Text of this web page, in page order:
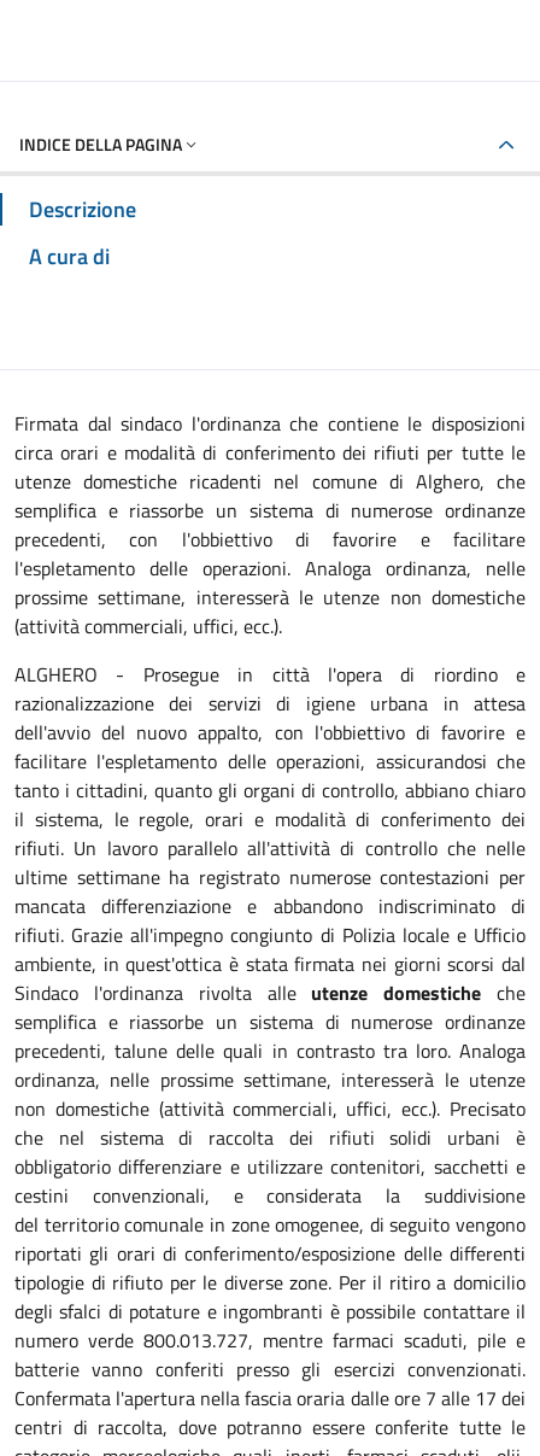
INDICE DELLA PAGINA
Descrizione
A cura di
Firmata dal sindaco l'ordinanza che contiene le disposizioni
circa orari e modalità di conferimento dei rifiuti per tutte le
utenze domestiche ricadenti nel comune di Alghero, che
semplifica e riassorbe un sistema di numerose ordinanze
precedenti, con l'obbiettivo di favorire e facilitare
l'espletamento delle operazioni. Analoga ordinanza, nelle
prossime settimane, interesserà le utenze non domestiche
(attività commerciali, uffici, ecc.).
ALGHERO - Prosegue in città l'opera di riordino e
razionalizzazione dei servizi di igiene urbana in attesa
dell'avvio del nuovo appalto, con l'obbiettivo di favorire e
facilitare l'espletamento delle operazioni, assicurandosi che
tanto i cittadini, quanto gli organi di controllo, abbiano chiaro
il sistema, le regole, orari e modalità di conferimento dei
rifiuti. Un lavoro parallelo all'attività di controllo che nelle
ultime settimane ha registrato numerose contestazioni per
mancata differenziazione e abbandono indiscriminato di
rifiuti. Grazie all'impegno congiunto di Polizia locale e Ufficio
ambiente, in quest'ottica è stata firmata nei giorni scorsi dal
Sindaco l'ordinanza rivolta alle utenze domesticheche
semplifica e riassorbe un sistema di numerose ordinanze
precedenti, talune delle quali in contrasto tra loro. Analoga
ordinanza, nelle prossime settimane, interesserà le utenze
non domestiche (attività commerciali, uffici, ecc.). Precisato
che nel sistema di raccolta dei rifiuti solidi urbani è
obbligatorio differenziare e utilizzare contenitori, sacchetti e
cestini convenzionali, e considerata la suddivisione
del territorio comunale in zone omogenee, di seguito vengono
riportati gli orari di conferimento/esposizione delle differenti
tipologie di rifiuto per le diverse zone. Per il ritiro a domicilio
degli sfalci di potature e ingombranti è possibile contattare il
numero verde 800.013.727, mentre farmaci scaduti, pile e
batterie vanno conferiti presso gli esercizi convenzionati.
Confermata l'apertura nella fascia oraria dalle ore 7 alle 17 dei
centri di raccolta, dove potranno essere conferite tutte le